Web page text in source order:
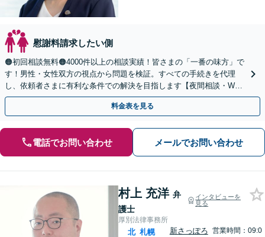
慰謝料請求したい側
🟠初回相談無料🟠4000件以上の相談実績！皆さまの「一番の味方」で
す！男性・女性双方の視点から問題を検証。すべての手続きを代理
し、依頼者さまに有利な条件での解決を目指します【夜間相談・WEB
面談可】【完全個室・秘密厳守】
料金表を見る
電話でお問い合わせ メールでお問い合わせ
村上 充洋 弁
護士
インタビューを
見る
厚別法律事務所
北 札幌
新さっぽろ 営業時間：09:0